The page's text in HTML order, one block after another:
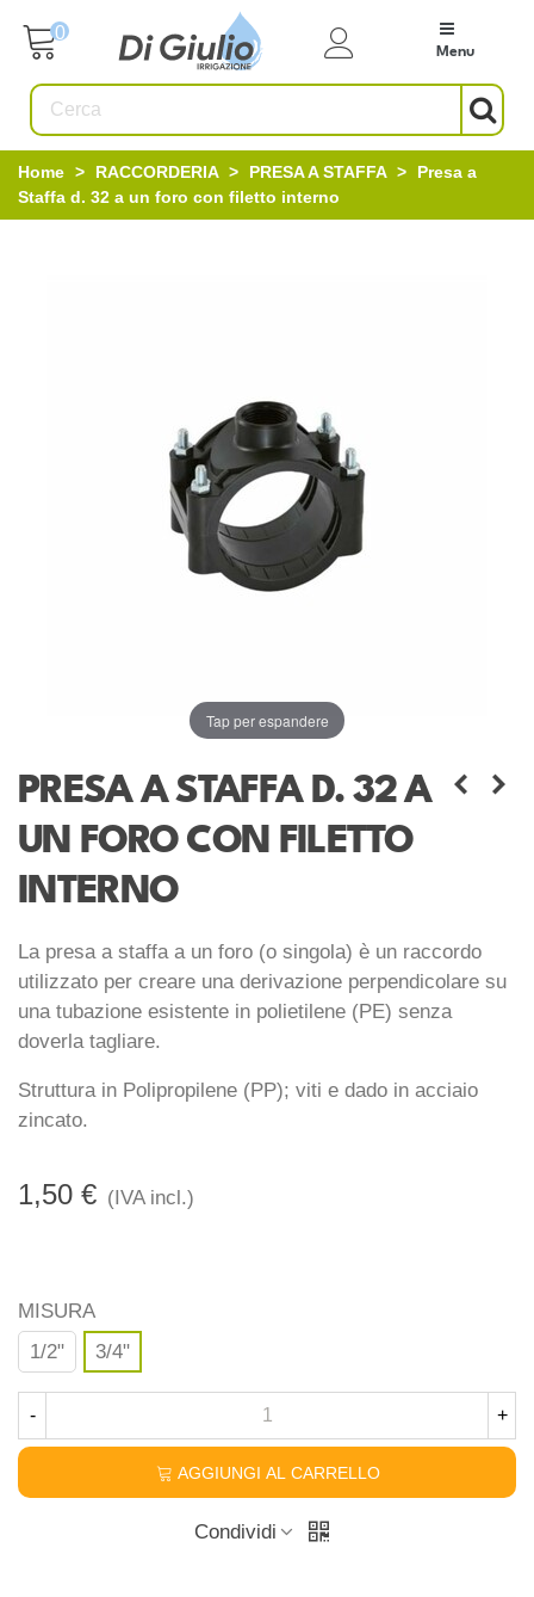
0
Menu
Home > RACCORDERIA > PRESA A STAFFA >
Presa a
Staffa d. 32 a un foro con filetto interno
Tap per espandere
PRESA A STAFFA D. 32 A
UN FORO CON FILETTO
INTERNO
La presa a staffa a un foro (o singola) è un raccordo
utilizzato per creare una derivazione perpendicolare su
una tubazione esistente in polietilene (PE) senza
doverla tagliare.
Struttura in Polipropilene (PP); viti e dado in acciaio
zincato.
1,50 € (IVA incl.)
MISURA
1/2"
3/4"
- +
AGGIUNGI AL CARRELLO
Condividi